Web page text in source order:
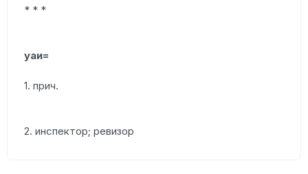
* * *
уаи=
1. прич.
2. инспектор; ревизор